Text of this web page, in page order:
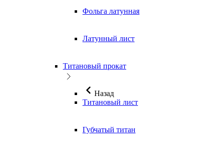
Фольга латунная
Латунный лист
Титановый прокат
Назад
Титановый лист
Губчатый титан